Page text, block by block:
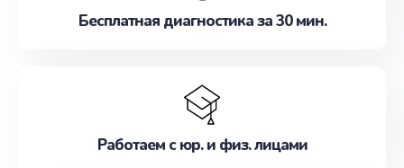
Бесплатная диагностика за 30 мин.
Работаем с юр. и физ. лицами